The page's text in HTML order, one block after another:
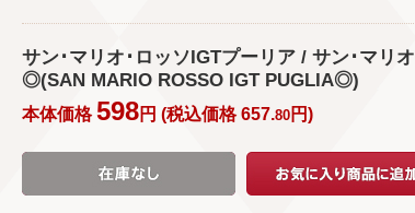
サン･マリオ･ロッソIGTプーリア / サン･マリオ
◎(SAN MARIO ROSSO IGT PUGLIA◎)
本体価格598円 (税込価格657.80 円)